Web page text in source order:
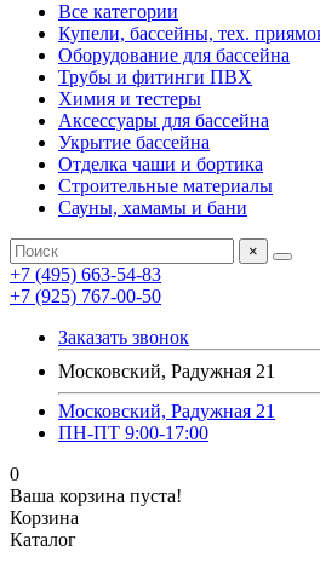
Все категории
Купели, бассейны, тех.
Оборудование для бассейна
Трубы и фитинги ПВХ
Химия и тестеры
Аксессуары для бассейна
Укрытие бассейна
Отделка чаши и бортика
Строительные материалы
Сауны, хамамы и бани
×
+7 (495) 663-54-83
+7 (925) 767-00-50
Заказать звонок
Московский, Радужная 21
Московский, Радужная 21
ПН-ПТ 9:00-17:00
0
Ваша корзина пуста!
Корзина
Каталог